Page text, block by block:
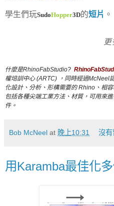
學生們玩SudoHopper3D的短片 。
更
什麼是RhinoFabStudio?
權培訓中心 (ARTC) ，同時經過McNeel
化設計、分析、形構需要的 Rhino、相
包括各種尖端工業方法、材質，可用來
件。
Bob McNeel at 晚上10:31 沒有
用Karamba最佳化